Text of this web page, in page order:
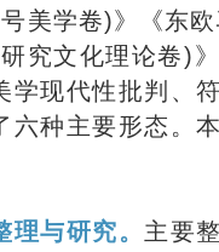
美学卷)》《东
究文化理论卷)
现代性批判、
种主要形态。
与研究。 主要